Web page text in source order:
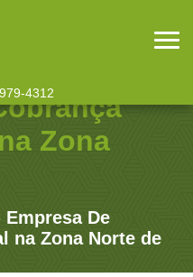
4312
Zona
Empresa De
na Zona Norte de